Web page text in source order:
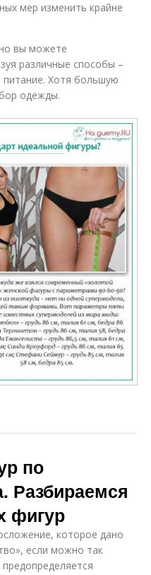
мер изменить крайне
вы можете
различные способы –
Хотя большую
одежды.
по
Разбираемся
фигур
которое дано
если можно так